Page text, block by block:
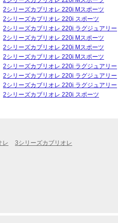
2シリーズカブリオレ 220i Mスポーツ
2シリーズカブリオレ 220i スポーツ
2シリーズカブリオレ 220i ラグジュアリー
2シリーズカブリオレ 220i Mスポーツ
2シリーズカブリオレ 220i Mスポーツ
2シリーズカブリオレ 220i Mスポーツ
2シリーズカブリオレ 220i ラグジュアリー
2シリーズカブリオレ 220i ラグジュアリー
2シリーズカブリオレ 220i ラグジュアリー
2シリーズカブリオレ 220i スポーツ
レ
3シリーズカブリオレ